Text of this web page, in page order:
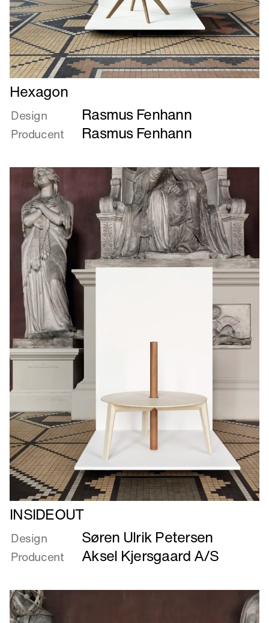
Læs
mere
om
Hexagon
Hexagon
Design Rasmus Fenhann
Producent Rasmus Fenhann
Læs
mere
om
INSIDEOUT
INSIDEOUT
Design Søren Ulrik Petersen
Producent Aksel Kjersgaard A/S